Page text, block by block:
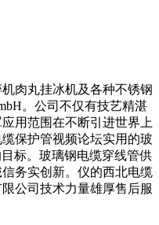
肉丸挂冰机及各种不锈钢
。公司不仅有技艺精湛
用范围在不断引进世界上
保护管视频论坛实用的玻
标。玻璃钢电缆穿线管供
务实创新。仪的西北电缆
公司技术力量雄厚售后服